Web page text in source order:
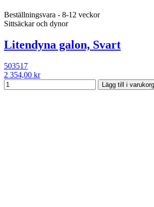
Beställningsvara - 8-12 veckor
Sittsäckar och dynor
Litendyna galon, Svart
503517
2 354,00 kr
Lägg till i